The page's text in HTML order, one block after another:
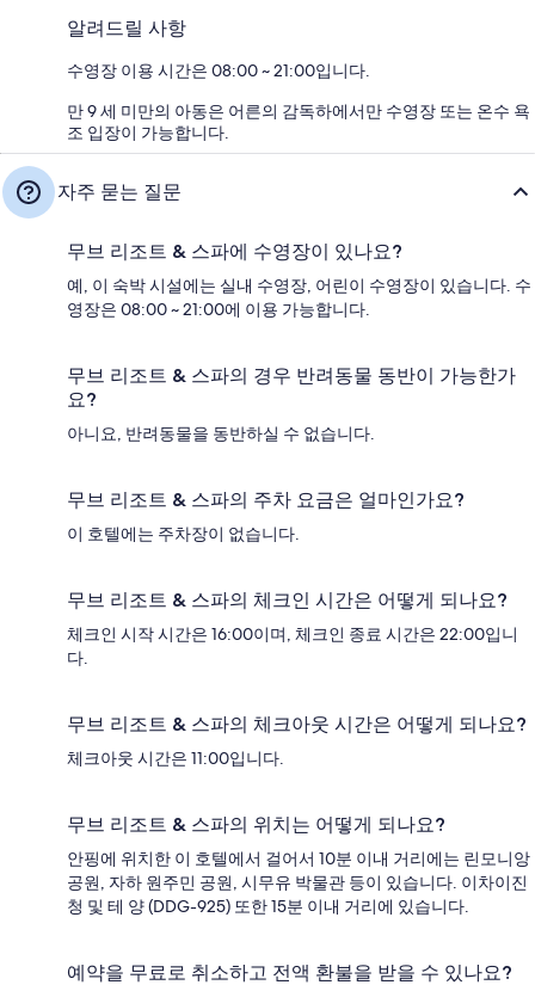
알려드릴 사항
수영장 이용 시간은 08:00 ~ 21:00입니다.
만 9 세 미만의 아동은 어른의 감독하에서만 수영장 또는 온수 욕
조 입장이 가능합니다.
자주 묻는 질문
무브 리조트 & 스파에 수영장이 있나요?
예, 이 숙박 시설에는 실내 수영장, 어린이 수영장이 있습니다. 수
영장은 08:00 ~ 21:00에 이용 가능합니다.
무브 리조트 & 스파의 경우 반려동물 동반이 가능한가
요?
아니요, 반려동물을 동반하실 수 없습니다.
무브 리조트 & 스파의 주차 요금은 얼마인가요?
이 호텔에는 주차장이 없습니다.
무브 리조트 & 스파의 체크인 시간은 어떻게 되나요?
체크인 시작 시간은 16:00이며, 체크인 종료 시간은 22:00입니
다.
무브 리조트 & 스파의 체크아웃 시간은 어떻게 되나요?
체크아웃 시간은 11:00입니다.
무브 리조트 & 스파의 위치는 어떻게 되나요?
안핑에 위치한 이 호텔에서 걸어서 10분 이내 거리에는 린모니앙
공원, 자하 원주민 공원, 시무유 박물관 등이 있습니다. 이차이진
청 및 테 양 (DDG-925) 또한 15분 이내 거리에 있습니다.
예약을 무료로 취소하고 전액 환불을 받을 수 있나요?